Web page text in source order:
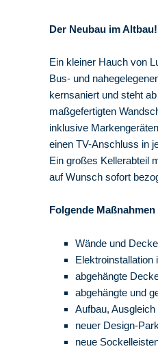
Der Neubau im
Ein kleiner Hauch von
Bus- und
kernsaniert und steht
maßgefertigten
inklusive
einen TV-Anschluss in
Ein großes Kellerabteil
auf Wunsch sofort
Folgende
Wände und
Elektroinstallation
abgehängte
abgehängte und
Aufbau,
neuer Design-
neue